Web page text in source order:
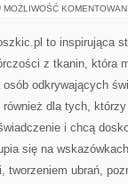
MOŻLIWOŚĆ
to inspirująca
z tkanin, która
osób odkrywających
również dla tych,
i chcą
się na
tworzeniem ubrań,